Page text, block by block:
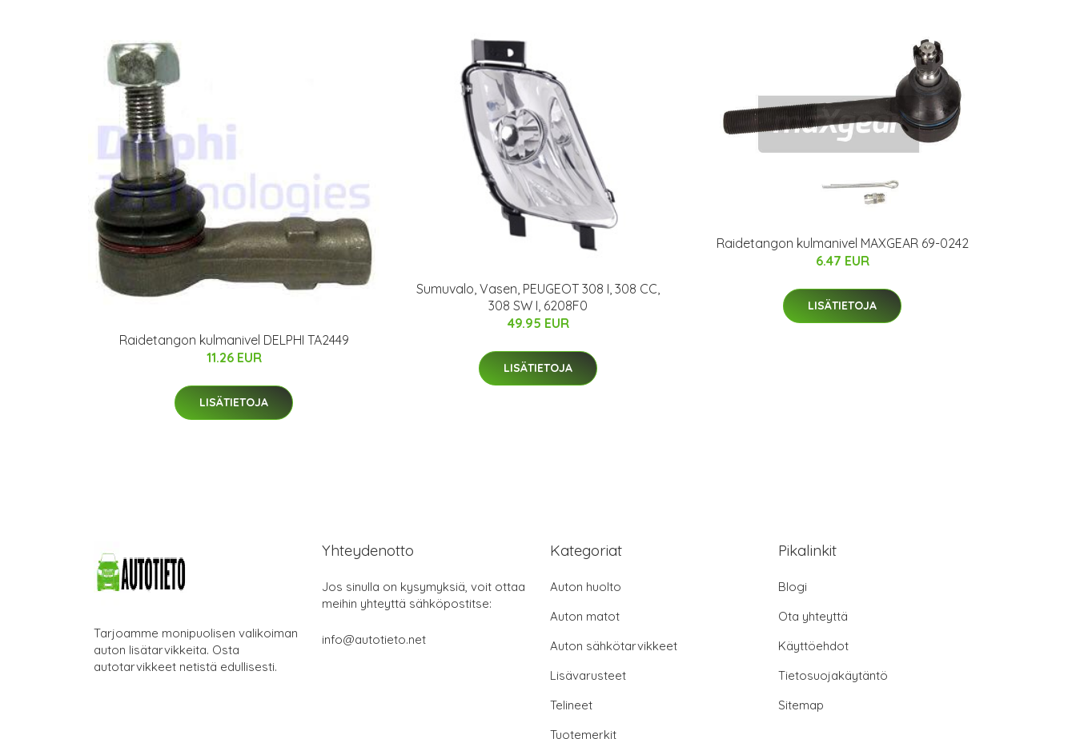
Raidetangon kulmanivel DELPHI TA2449
11.26 EUR
LISÄTIETOJA
Sumuvalo, Vasen, PEUGEOT 308 I, 308 CC,
308 SW I, 6208F0
49.95 EUR
LISÄTIETOJA
Raidetangon kulmanivel MAXGEAR 69-0242
6.47 EUR
LISÄTIETOJA
Tarjoamme monipuolisen valikoiman
auton lisätarvikkeita. Osta
autotarvikkeet netistä edullisesti.
Yhteydenotto
Jos sinulla on kysymyksiä, voit ottaa
meihin yhteyttä sähköpostitse:
info@autotieto.net
Kategoriat
Auton huolto
Auton matot
Auton sähkötarvikkeet
Lisävarusteet
Telineet
Tuotemerkit
Pikalinkit
Blogi
Ota yhteyttä
Käyttöehdot
Tietosuojakäytäntö
Sitemap